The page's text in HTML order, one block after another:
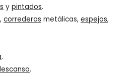
ypintados.
,correderas metálicas,espejos,
.
.